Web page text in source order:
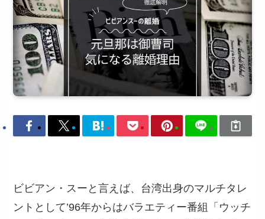
ビビアン・スーと言えば、台湾出身のマルチタレ
ントとして’96年からはバラエティー番組「ウッチ